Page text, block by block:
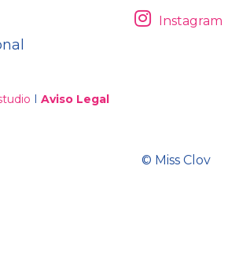
I Aviso Legal
Instagram
© Miss Clov